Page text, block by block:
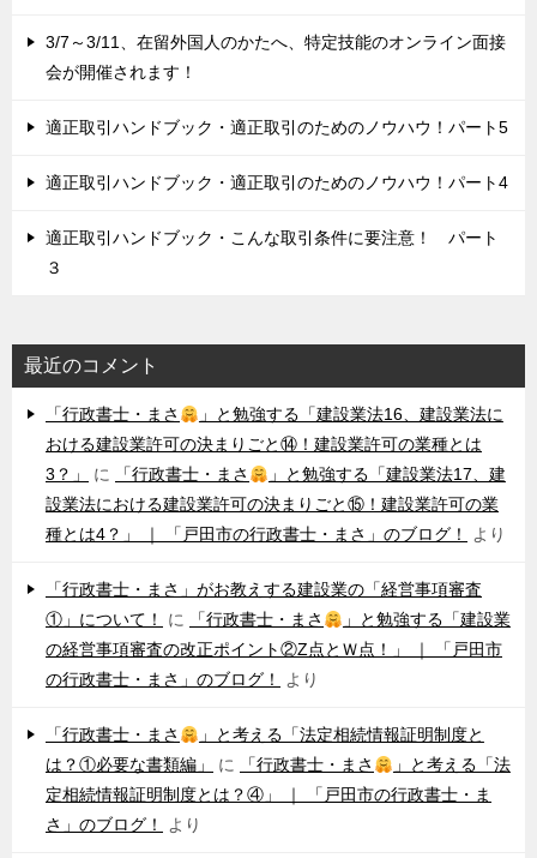
3/7～3/11、在留外国人のかたへ、特定技能のオンライン面接
会が開催されます！
適正取引ハンドブック・適正取引のためのノウハウ！パート5
適正取引ハンドブック・適正取引のためのノウハウ！パート4
適正取引ハンドブック・こんな取引条件に要注意！ パート
３
最近のコメント
「行政書士・まさ
」と勉強する「建設業法16、建設業法に
おける建設業許可の決まりごと⑭！建設業許可の業種とは
3？」
に 「行政書士・まさ
」と勉強する「建設業法17、建
設業法における建設業許可の決まりごと⑮！建設業許可の業
種とは4？」 ｜ 「戸田市の行政書士・まさ」のブログ！
より
「行政書士・まさ」がお教えする建設業の「経営事項審査
①」について！
に 「行政書士・まさ
」と勉強する「建設業
の経営事項審査の改正ポイント②Z点とＷ点！」 ｜ 「戸田市
の行政書士・まさ」のブログ！
より
「行政書士・まさ
」と考える「法定相続情報証明制度と
は？①必要な書類編」
に 「行政書士・まさ
」と考える「法
定相続情報証明制度とは？④」 ｜ 「戸田市の行政書士・ま
さ」のブログ！
より